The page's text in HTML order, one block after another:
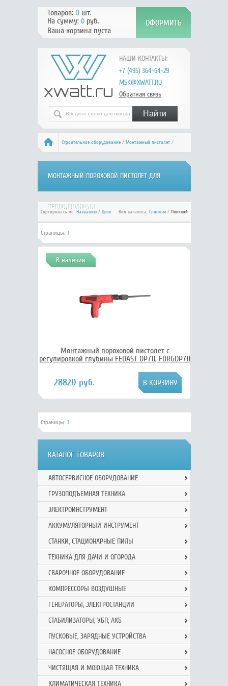
НАШИ КОНТАКТЫ:
+7 (495) 364-64-29
MSK@XWATT.RU
Обратная связь
Товаров: 0шт.
На сумму: 0руб.
Ваша корзина пуста
Строительное оборудование/ Монтажный пистолет/
Монтажный пороховой пистолет для теплоизоляции
МОНТАЖНЫЙ ПОРОХОВОЙ ПИСТОЛЕТ ДЛЯ
ТЕПЛОИЗОЛЯЦИИ
Сортировать по: Названию/ Цене Вид каталога: Списком/ Плиткой
Страницы: 1
В наличии
Монтажный пороховой пистолет c
регулировкой глубины FEDAST DP711, FDRGDP711
28820 руб.
Страницы: 1
КАТАЛОГ ТОВАРОВ
АВТОСЕРВИСНОЕ ОБОРУДОВАНИЕ
ГРУЗОПОДЪЕМНАЯ ТЕХНИКА
ЭЛЕКТРОИНСТРУМЕНТ
АККУМУЛЯТОРНЫЙ ИНСТРУМЕНТ
СТАНКИ, СТАЦИОНАРНЫЕ ПИЛЫ
ТЕХНИКА ДЛЯ ДАЧИ И ОГОРОДА
СВАРОЧНОЕ ОБОРУДОВАНИЕ
КОМПРЕССОРЫ ВОЗДУШНЫЕ
ГЕНЕРАТОРЫ, ЭЛЕКТРОСТАНЦИИ
СТАБИЛИЗАТОРЫ, УБП, АКБ
ПУСКОВЫЕ, ЗАРЯДНЫЕ УСТРОЙСТВА
НАСОСНОЕ ОБОРУДОВАНИЕ
ЧИСТЯЩАЯ И МОЮЩАЯ ТЕХНИКА
КЛИМАТИЧЕСКАЯ ТЕХНИКА